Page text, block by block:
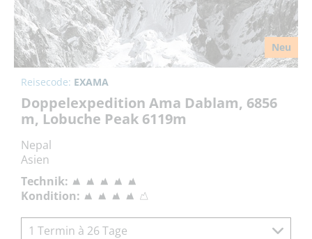
Neu
Reisecode: EXAMA
Doppelexpedition Ama Dablam, 6856
m, Lobuche Peak 6119m
Nepal
Asien
Technik:
Kondition:
1 Termin à 26 Tage